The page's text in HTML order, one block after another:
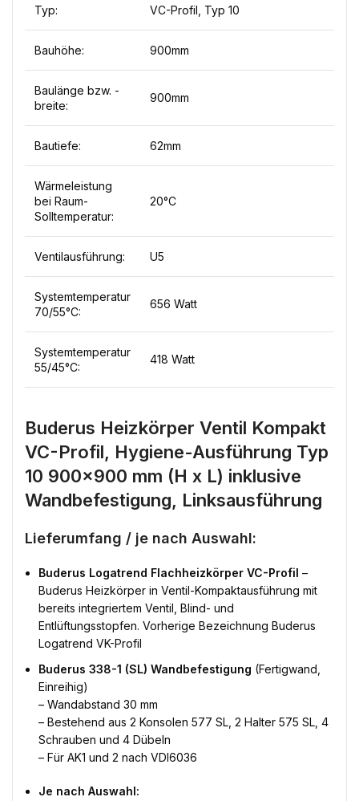
Typ: VC-Profil, Typ 10
Bauhöhe: 900mm
Baulänge bzw. -
breite:
900mm
Bautiefe: 62mm
Wärmeleistung
bei Raum-
Solltemperatur:
20°C
Ventilausführung: U5
Systemtemperatur
70/55°C:
656 Watt
Systemtemperatur
55/45°C:
418 Watt
Buderus Heizkörper Ventil Kompakt
VC-Profil, Hygiene-Ausführung Typ
10 900×900 mm (H x L) inklusive
Wandbefestigung, Linksausführung
Lieferumfang / je nach Auswahl:
Buderus Logatrend Flachheizkörper VC-Profil –
Buderus Heizkörper in Ventil-Kompaktausführung mit
bereits integriertem Ventil, Blind- und
Entlüftungsstopfen. Vorherige Bezeichnung Buderus
Logatrend VK-Profil
Buderus 338-1 (SL) Wandbefestigung (Fertigwand,
Einreihig)
– Wandabstand 30 mm
– Bestehend aus 2 Konsolen 577 SL, 2 Halter 575 SL, 4
Schrauben und 4 Dübeln
– Für AK1 und 2 nach VDI6036
Je nach Auswahl: